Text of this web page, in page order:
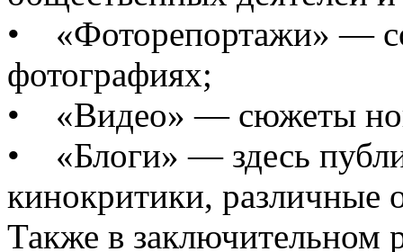
• «Фоторепортажи» —
фотографиях;
• «Видео» — сюжеты
• «Блоги» — здесь
кинокритики, различные
Также в заключительном